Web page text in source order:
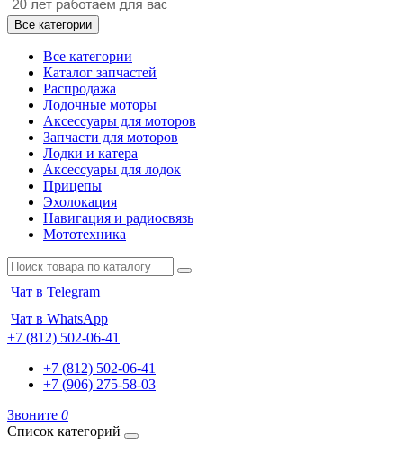
Все категории
Все категории
Каталог запчастей
Распродажа
Лодочные моторы
Аксессуары для моторов
Запчасти для моторов
Лодки и катера
Аксессуары для лодок
Прицепы
Эхолокация
Навигация и радиосвязь
Мототехника
Чат в Telegram
Чат в WhatsApp
+7 (812) 502-06-41
+7 (812) 502-06-41
+7 (906) 275-58-03
Звоните 0
Список категорий